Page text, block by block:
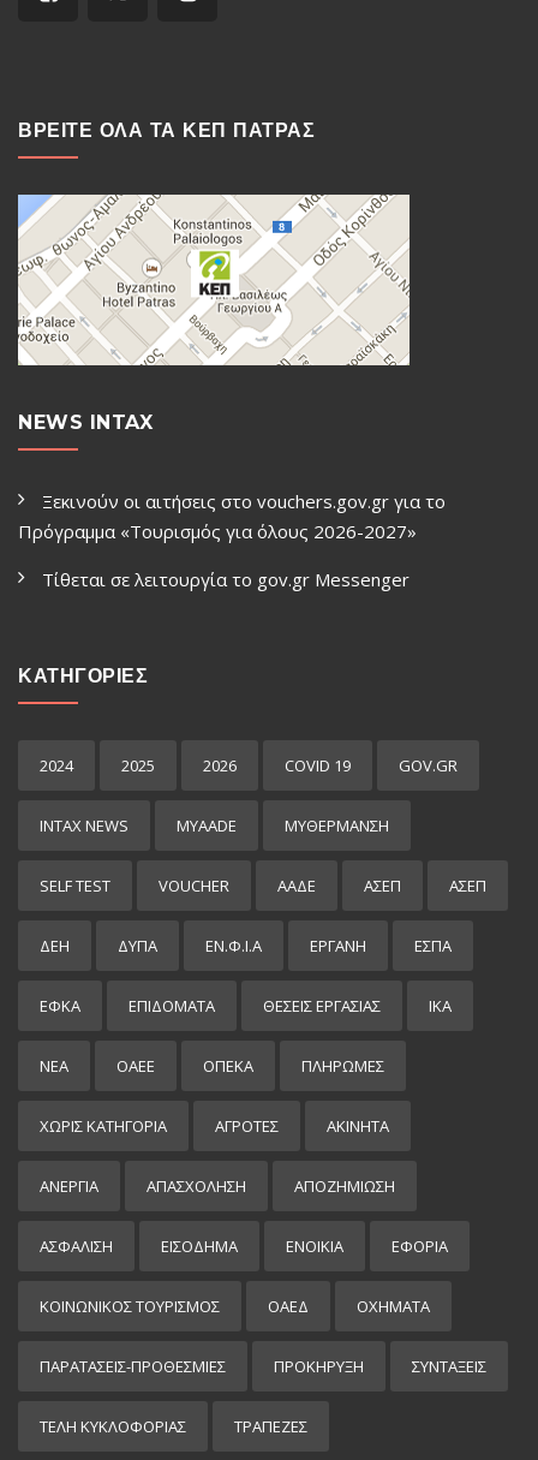
ΒΡΕΙΤΕ ΟΛΑ ΤΑ ΚΕΠ ΠΑΤΡΑΣ
NEWS INTAX
Ξεκινούν οι αιτήσεις στο vouchers.gov.gr για το
Πρόγραμμα «Τουρισμός για όλους 2026-2027»
Τίθεται σε λειτουργία το gov.gr Μessenger
ΚΑΤΗΓΟΡΙΕΣ
2024 2025 2026 COVID 19 GOV.GR
INTAX NEWS MYAADE MYΘΈΡΜΑΝΣΗ
SELF TEST VOUCHER ΑΑΔΕ ΑΣΕΠ ΑΣΕΠ
ΔΕΗ ΔΥΠΑ ΕΝ.Φ.Ι.Α ΕΡΓΑΝΗ ΕΣΠΑ
ΕΦΚΑ ΕΠΙΔΌΜΑΤΑ ΘΕΣΕΙΣ ΕΡΓΑΣΙΑΣ ΙΚΑ
ΝΕΑ ΟΑΕΕ ΟΠΕΚΑ ΠΛΗΡΩΜΕΣ
ΧΩΡΊΣ ΚΑΤΗΓΟΡΊΑ ΑΓΡΟΤΕΣ ΑΚΙΝΗΤΑ
ΑΝΕΡΓΙΑ ΑΠΑΣΧΟΛΗΣΗ ΑΠΟΖΗΜΙΩΣΗ
ΑΣΦΑΛΙΣΗ ΕΙΣΌΔΗΜΑ ΕΝΟΙΚΙΑ ΕΦΟΡΙΑ
ΚΟΙΝΩΝΙΚΟΣ ΤΟΥΡΙΣΜΟΣ ΟΑΕΔ ΟΧΗΜΑΤΑ
ΠΑΡΑΤΑΣΕΙΣ-ΠΡΟΘΕΣΜΙΕΣ ΠΡΟΚΉΡΥΞΗ ΣΥΝΤΑΞΕΙΣ
ΤΕΛΗ ΚΥΚΛΟΦΟΡΙΑΣ ΤΡΑΠΕΖΕΣ